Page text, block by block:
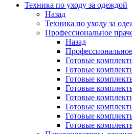
Техника по уходу за одеждой
Назад
Техника по уходу за
Профессиональное
Назад
Готовые
Готовые
Готовые
Готовые
Готовые
Готовые
Готовые
Готовые